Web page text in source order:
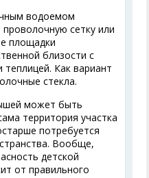
водоемом
сетку или
площадки
близости с
теплицей. Как вариант
стекла.
может быть
территория участка
потребуется
Вообще,
детской
от правильного